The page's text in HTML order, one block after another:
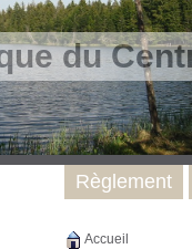
du
Accueil
Règlement